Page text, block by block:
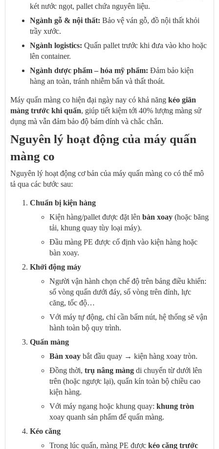
két nước ngọt, pallet chứa nguyên liệu.
Ngành gỗ & nội thất: Bảo vệ ván gỗ, đồ nội thất khỏi
trầy xước.
Ngành logistics: Quấn pallet trước khi đưa vào kho hoặc
lên container.
Ngành dược phẩm – hóa mỹ phẩm: Đảm bảo kiện
hàng an toàn, tránh nhiễm bẩn và thất thoát.
Máy quấn màng co hiện đại ngày nay có khả năng kéo giãn
màng trước khi quấn, giúp tiết kiệm tới 40% lượng màng sử
dụng mà vẫn đảm bảo độ bám dính và chắc chắn.
Nguyên lý hoạt động của máy quấn
màng co
Nguyên lý hoạt động cơ bản của máy quấn màng co có thể mô
tả qua các bước sau:
Chuẩn bị kiện hàng
Kiện hàng/pallet được đặt lên bàn xoay (hoặc băng
tải, khung quay tùy loại máy).
Đầu màng PE được cố định vào kiện hàng hoặc
bàn xoay.
Khởi động máy
Người vận hành chọn chế độ trên bảng điều khiển:
số vòng quấn dưới đáy, số vòng trên đỉnh, lực
căng, tốc độ…
Với máy tự động, chỉ cần bấm nút, hệ thống sẽ vận
hành toàn bộ quy trình.
Quấn màng
Bàn xoay bắt đầu quay → kiện hàng xoay tròn.
Đồng thời, trụ nâng màng di chuyển từ dưới lên
trên (hoặc ngược lại), quấn kín toàn bộ chiều cao
kiện hàng.
Với máy ngang hoặc khung quay: khung tròn
xoay quanh sản phẩm để quấn màng.
Kéo căng
Trong lúc quấn, màng PE được kéo căng trước